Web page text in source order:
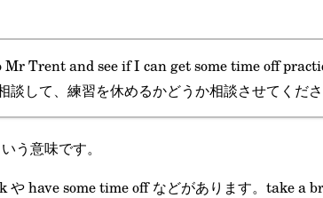
Trent and see if I can get some time off
談して、練習を休めるかどうか相談させてくださ
う意味です。
や have some time off などがあります。take a